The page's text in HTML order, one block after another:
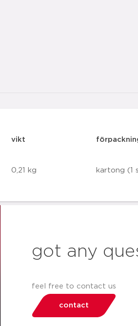
vikt
0,21 kg kartong (1
got any
feel free to contact us
contact